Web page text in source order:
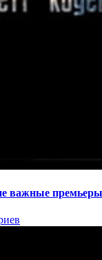
важные премьеры